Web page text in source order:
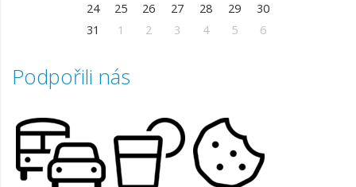
24
25 26 27 28 29
30
31
1 2 3 4 5 6
Podpořili nás